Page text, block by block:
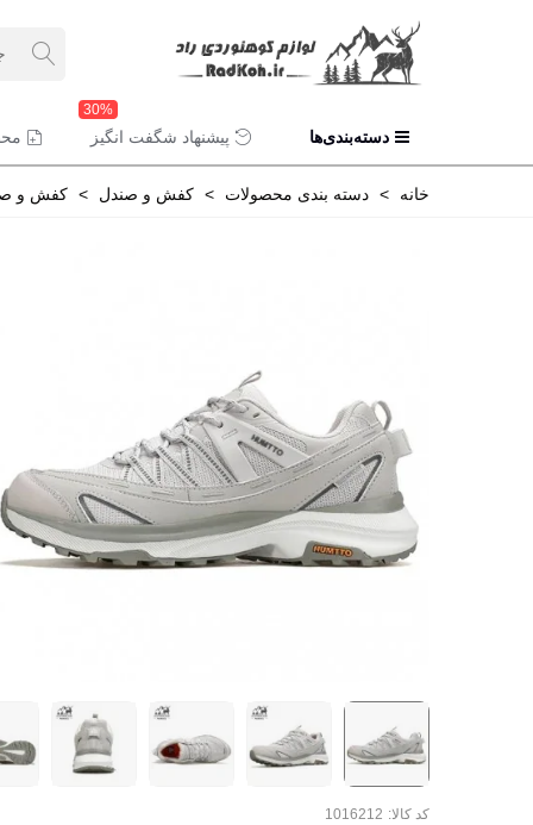
دسته‌بندی‌ها پیشنهاد شگفت انگیز
30%
خانه > دسته بندی محصولات > کفش و صندل > کفش و
کد کالا: 1016212